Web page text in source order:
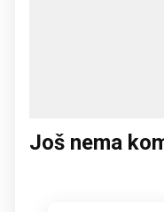
Još nema